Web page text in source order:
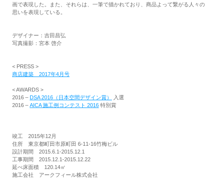
画で表現した。また、それらは、一筆で描かれており、商品よって繋がる人々の
思いを表現している。
デザイナー：吉田昌弘
写真撮影：宮本 啓介
< PRESS >
商店建築 2017年4月号
< AWARDS >
2016 – DSA 2016（日本空間デザイン賞）
入選
2016 – AICA 施工例コンテスト 2016 特別賞
竣工 2015年12月
住所 東京都町田市原町田 6-11-16竹梅ビル
設計期間 2015.6.1-2015.12.1
工事期間 2015.12.1-2015.12.22
延べ床面積 120.14㎡
施工会社 アークフィール株式会社